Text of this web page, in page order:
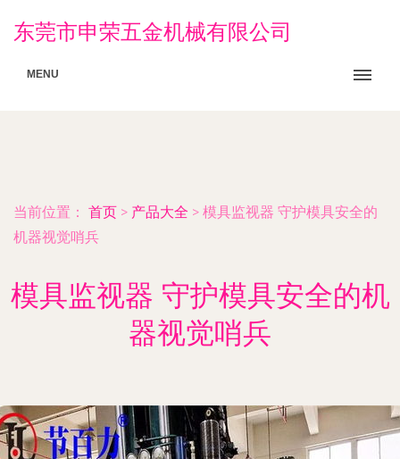
东莞市申荣五金机械有限公司
MENU
当前位置： 首页 > 产品大全 > 模具监视器 守护模具安全的
机器视觉哨兵
模具监视器 守护模具安全的机
器视觉哨兵